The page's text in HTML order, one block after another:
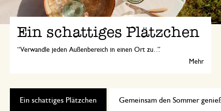
Ein schattiges Plätzchen
Verwandle jeden Außenbereich in einen Ort zum Entspannen. Mit stimmungsvollen Windlichtern, farbenfrohen Blumentöpfen und weichen Kissen schaffst du mühelos eine gemütliche Atmosphäre. Genieße einen ruhigen Moment in der Sonne, ein gutes Buch oder einen langen Sommerabend im Freien.
Mehr
Gemeinsam den Sommer
Ein schattiges Plätzchen